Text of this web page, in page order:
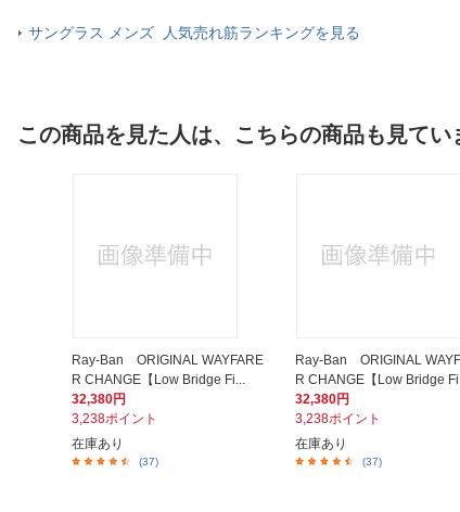
サングラス メンズ 人気売れ筋ランキングを見る
この商品を見た人は、こちらの商品も見てい
Ray-Ban ORIGINAL WAYFARE
R CHANGE【Low Bridge Fi...
32,380円
3,238ポイント
在庫あり
(37)
Ray-Ban ORIGINAL
R CHANGE【Low Bridge
32,380円
3,238ポイント
在庫あり
(37)